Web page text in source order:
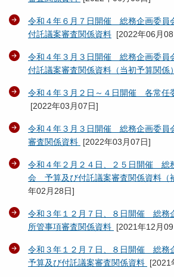
令和４年６月７日開催 総務企画委
付託議案審査関係資料 [2022年06月08
令和４年３月３日開催 総務企画委
付託議案審査関係資料（当初予算関係
令和４年３月２日～４日開催 各常
[2022年03月07日]
令和４年３月３日開催 総務企画委
審査関係資料 [2022年03月07日]
令和４年２月２４日、２５日開催 総
会 予算及び付託議案審査関係資料（
年02月28日]
令和３年１２月７日、８日開催 総務
所管事項審査関係資料 [2021年12月09
令和３年１２月７日、８日開催 総務
予算及び付託議案審査関係資料 [2021